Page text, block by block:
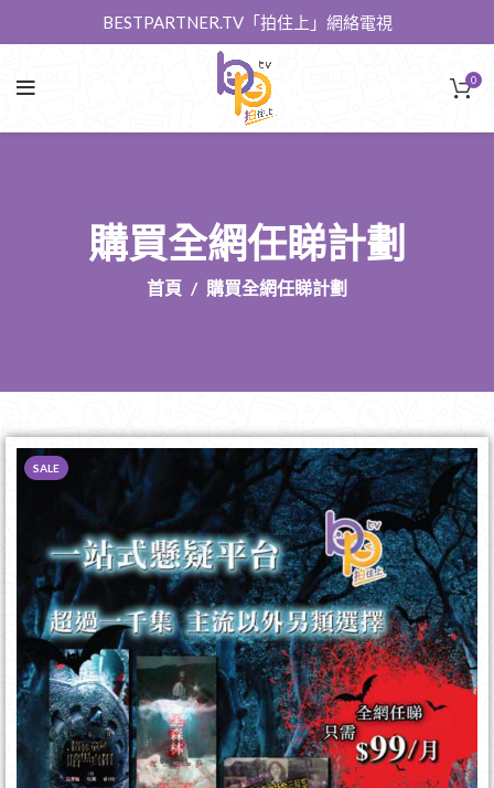
BESTPARTNER.TV「拍住上」網絡電視
0
購買全網任睇計劃
首頁 購買全網任睇計劃
SALE